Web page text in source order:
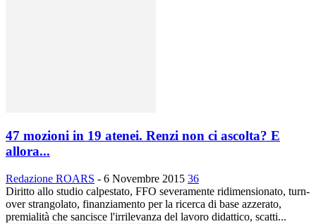
47 mozioni in 19 atenei. Renzi non ci ascolta? E
allora...
Redazione ROARS - 6 Novembre 2015 36
Diritto allo studio calpestato, FFO severamente ridimensionato, turn-
over strangolato, finanziamento per la ricerca di base azzerato,
premialità che sancisce l'irrilevanza del lavoro didattico, scatti...